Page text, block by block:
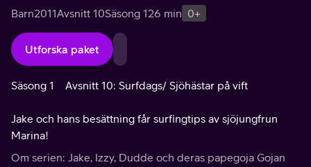
Barn2011Avsnitt 10Säsong 126 min 0+
Utforska paket
Säsong 1 Avsnitt 10: Surfdags/ Sjöhästar på vift
Jake och hans besättning får surfingtips av sjöjungfrun
Marina!
Om serien: Jake, Izzy, Dudde och deras papegoja Gojan